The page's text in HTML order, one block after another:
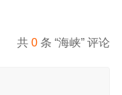
共0 条 “海峡” 评论